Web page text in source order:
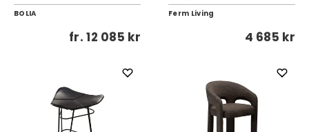
BOLIA
fr.12 085 kr
Ferm Living
4 685 kr